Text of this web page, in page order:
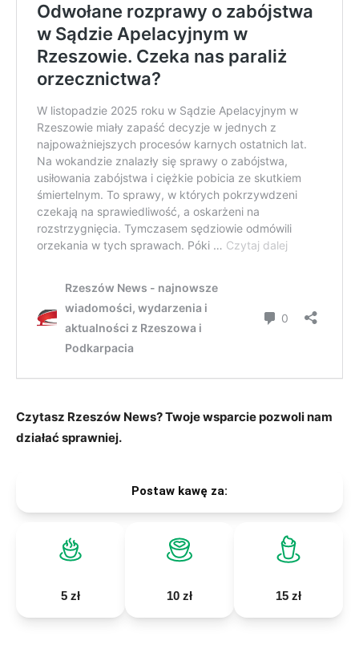
Czytasz Rzeszów News? Twoje wsparcie pozwoli nam
działać sprawniej.
Postaw kawę za:
5 zł 10 zł 15 zł